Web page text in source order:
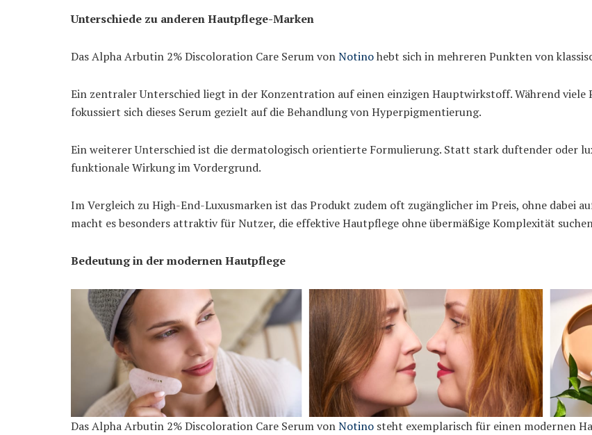
Unterschiede zu anderen Hautpflege-Marken
Das Alpha Arbutin 2% Discoloration Care Serum vonNotinohebt sich in mehreren Punkten von
Ein zentraler Unterschied liegt in der Konzentration auf einen einzigen Hauptwirkstoff. Während viele
fokussiert sich dieses Serum gezielt auf die Behandlung von Hyperpigmentierung.
Ein weiterer Unterschied ist die dermatologisch orientierte Formulierung. Statt stark duftender oder
funktionale Wirkung im Vordergrund.
Im Vergleich zu High-End-Luxusmarken ist das Produkt zudem oft zugänglicher im Preis, ohne dabei
macht es besonders attraktiv für Nutzer, die effektive Hautpflege ohne übermäßige Komplexität
Bedeutung in der modernen Hautpflege
Das Alpha Arbutin 2% Discoloration Care Serum vonNotino steht exemplarisch für einen modernen